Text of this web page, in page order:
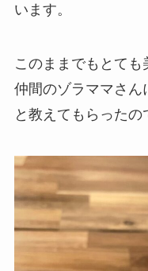
います。
このままでもとても
仲間のゾラママさん
と教えてもらったの